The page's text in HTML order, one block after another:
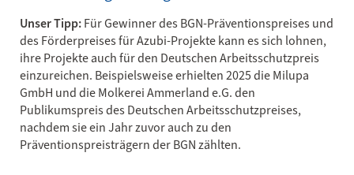
Unser Tipp:Für Gewinner des BGN-Präventionspreises und
des Förderpreises für Azubi-Projekte kann es sich lohnen,
ihre Projekte auch für den Deutschen Arbeitsschutzpreis
einzureichen. Beispielsweise erhielten 2025 die Milupa
GmbH und die Molkerei Ammerland e.G. den
Publikumspreis des Deutschen Arbeitsschutzpreises,
nachdem sie ein Jahr zuvor auch zu den
Präventionspreisträgern der BGN zählten.